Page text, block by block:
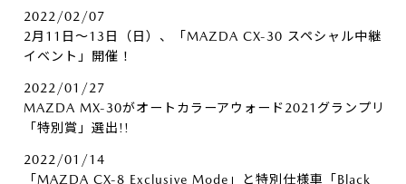
2022/02/07
2月11日～13日（日）、「MAZDA CX-30 スペシャル中継
イベント」開催！
2022/01/27
MAZDA MX-30がオートカラーアウォード2021グランプリ
「特別賞」選出!!
2022/01/14
「MAZDA CX-8 Exclusive Mode」と特別仕様車「Black